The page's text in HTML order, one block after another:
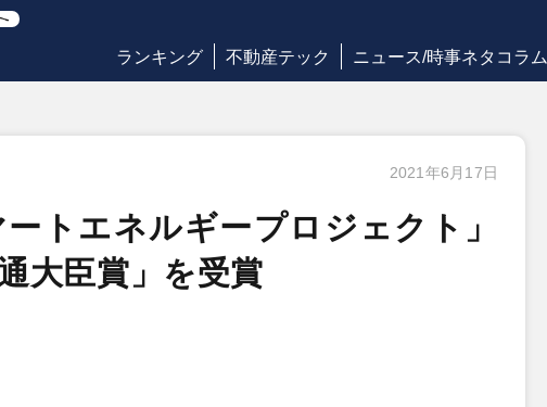
ランキング 不動産テック ニュース/時事ネタコラム
2021年6月17日
トエネルギープロジェクト」
大臣賞」を受賞